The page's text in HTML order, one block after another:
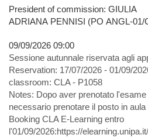
President of commission: GIULIA
ADRIANA PENNISI (PO ANGL-01/
09/09/2026 09:00
Sessione autunnale riservata agli
Reservation: 17/07/2026 - 01/09/
classroom: CLA - P1058
Notes: Dopo aver prenotato
necessario prenotare il posto in
Booking CLA E-Learning entro
l'01/09/2026:https://